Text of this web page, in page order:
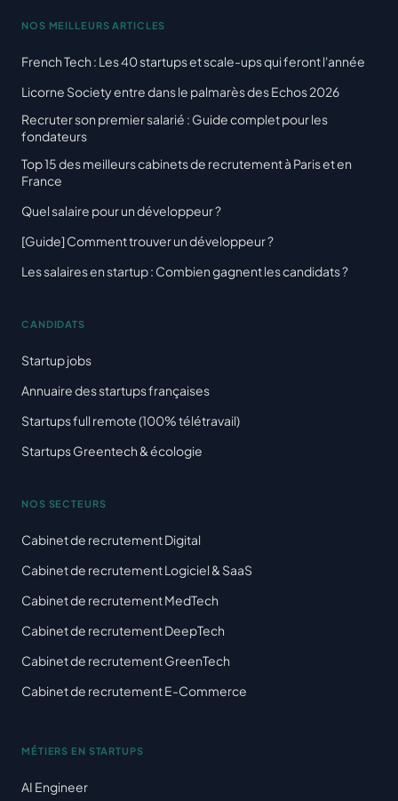
NOS MEILLEURS ARTICLES
French Tech : Les 40 startups et scale-ups qui feront l'année
Licorne Society entre dans le palmarès des Echos 2026
Recruter son premier salarié : Guide complet pour les
fondateurs
Top 15 des meilleurs cabinets de recrutement à Paris et en
France
Quel salaire pour un développeur ?
[Guide] Comment trouver un développeur ?
Les salaires en startup : Combien gagnent les candidats ?
CANDIDATS
Startup jobs
Annuaire des startups françaises
Startups full remote (100% télétravail)
Startups Greentech & écologie
NOS SECTEURS
Cabinet de recrutement Digital
Cabinet de recrutement Logiciel & SaaS
Cabinet de recrutement MedTech
Cabinet de recrutement DeepTech
Cabinet de recrutement GreenTech
Cabinet de recrutement E-Commerce
MÉTIERS EN STARTUPS
AI Engineer